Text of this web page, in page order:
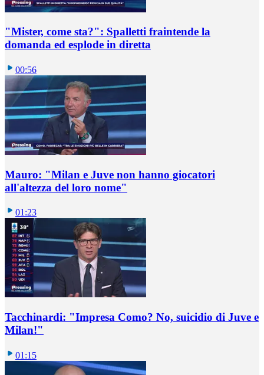
"Mister, come sta?": Spalletti fraintende la
domanda ed esplode in diretta
00:56
Mauro: "Milan e Juve non hanno giocatori
all'altezza del loro nome"
01:23
Tacchinardi: "Impresa Como? No, suicidio di Juve e
Milan!"
01:15